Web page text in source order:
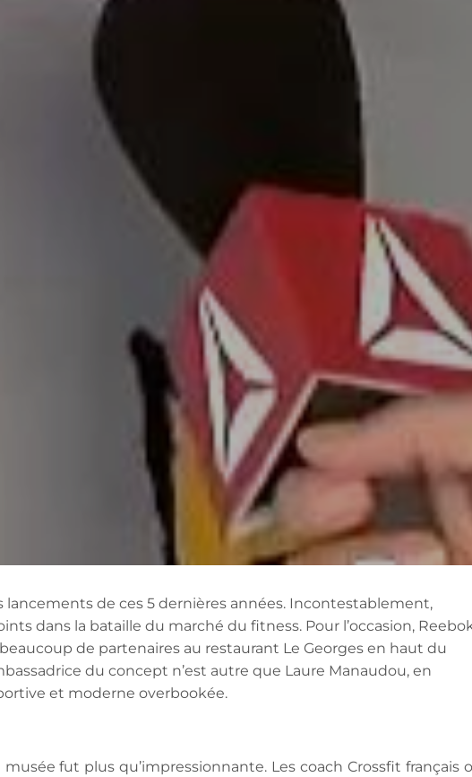
lancements de ces 5 dernières années. Incontestablement,
dans la bataille du marché du fitness. Pour l’occasion,
de partenaires au restaurant Le Georges en haut du
du concept n’est autre que Laure Manaudou, en
et moderne overbookée.
fut plus qu’impressionnante. Les coach Crossfit français